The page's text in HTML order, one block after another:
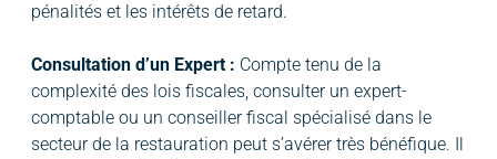
pénalités et les intérêts de retard.
Consultation d’un Expert : Compte tenu de la
complexité des lois fiscales, consulter un expert-
comptable ou un conseiller fiscal spécialisé dans le
secteur de la restauration peut s’avérer très bénéfique. Il